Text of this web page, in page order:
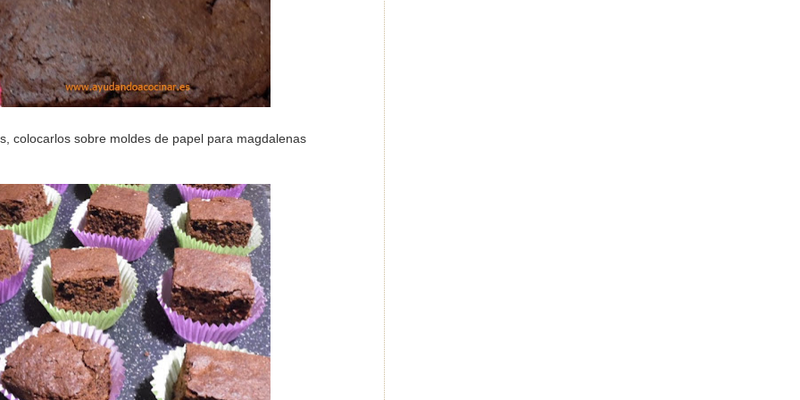
colocarlos sobre moldes de papel para magdalenas